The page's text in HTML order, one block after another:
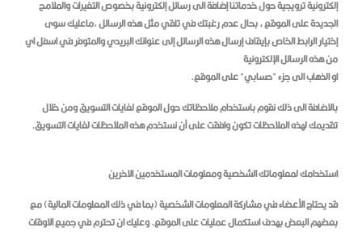
إلكترونية ترويجية حول خدماتنا إضافة الى رسائل إلكترونية بخصوص التغيرات والملامح
الجديدة على الموقع ، بحال عدم رغبتك في تلقي مثل هذه الرسائل ,ماعليك سوى
إختيار الرابط الخاص بإيقاف إرسال هذه الرسائل إلى عنوانك البريدي والمتوفر في اسفل اي
من هذه الرسائل الإلكترونية
او الذهاب الى جزء "حسابي" على الموقع.
بالاضافة الى ذلك نقوم باستخدام ملاحظاتك حول الموقع لغايات التسويق ومن خلال
تقديمك لهذه الملاحظات تكون وافقت على أن نستخدم هذه الملاحظات لغايات التسويق.
استخدامك لمعلوماتك الشخصية ومعلومات المستخدمين الاخرين
قد يحتاج الأعضاء في مشاركة المعلومات الشخصية (بما في ذلك المعلومات المالية) مع
بعضهم البعض بهدف استكمال عمليات على الموقع. وعليك ان تحترم في جميع الاوقات